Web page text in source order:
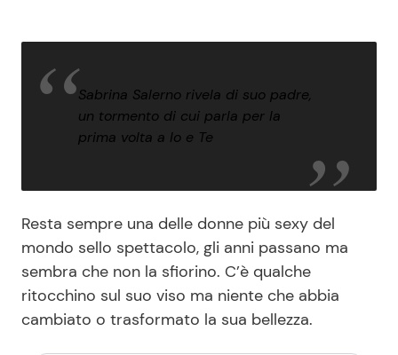
Sabrina Salerno rivela di suo padre,
un tormento di cui parla per la
prima volta a Io e Te
Resta sempre una delle donne più sexy del
mondo sello spettacolo, gli anni passano ma
sembra che non la sfiorino. C’è qualche
ritocchino sul suo viso ma niente che abbia
cambiato o trasformato la sua bellezza.